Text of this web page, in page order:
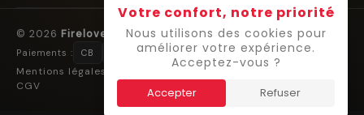
© 2026 Firelovers — Tous droits réservés.
Paiements : CB Mastercard Cofidis Virement
Mentions légales Cookies
CGV
Votre confort, notre priorité
Nous utilisons des cookies pour
améliorer votre expérience.
Acceptez-vous ?
Accepter Refuser